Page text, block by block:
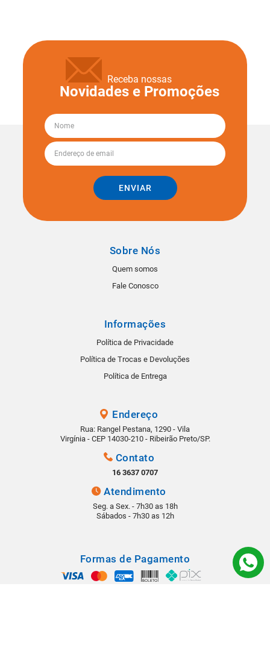
Receba nossas
Novidades e Promoções
ENVIAR
Sobre Nós
Quem somos
Fale Conosco
Informações
Política de Privacidade
Política de Trocas e Devoluções
Política de Entrega
Endereço
Rua: Rangel Pestana, 1290 - Vila
Virgínia - CEP 14030-210 - Ribeirão Preto/SP.
Contato
16 3637 0707
Atendimento
Seg. a Sex. - 7h30 as 18h
Sábados - 7h30 as 12h
Formas de Pagamento